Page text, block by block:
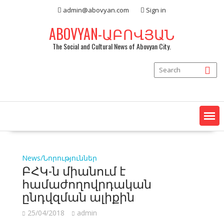
admin@abovyan.com Sign in
ABOVYAN-ԱԲՈՎՅԱՆ
The Social and Cultural News of Abovyan City.
News/Նորություններ
ԲՀԿ-ն միանում է
համաժողովրդական
ընդվզման ալիքին
25/04/2018 admin